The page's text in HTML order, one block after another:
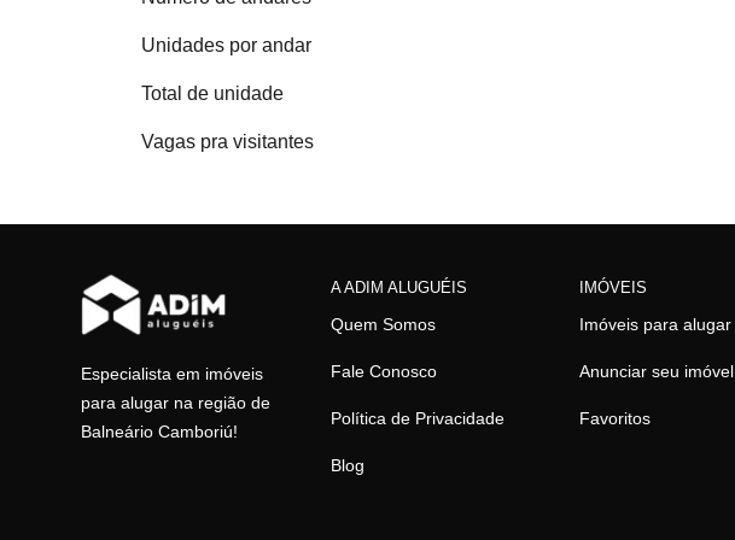
Unidades por andar
Total de unidade
Vagas pra visitantes
Especialista em imóveis
para alugar na região de
Balneário Camboriú!
A ADIM ALUGUÉIS
Quem Somos
Fale Conosco
Política de Privacidade
Blog
IMÓVEIS
Imóveis para alugar
Anunciar seu imóvel
Favoritos